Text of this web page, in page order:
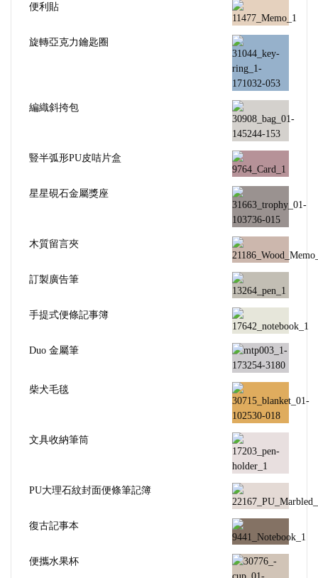
便利貼
旋轉亞克力鑰匙圈
編織斜挎包
豎半弧形PU皮咭片盒
星星硯石金屬獎座
木質留言夾
訂製廣告筆
手提式便條記事簿
Duo 金屬筆
柴犬毛毯
文具收納筆筒
PU大理石紋封面便條筆記簿
復古記事本
便攜水果杯